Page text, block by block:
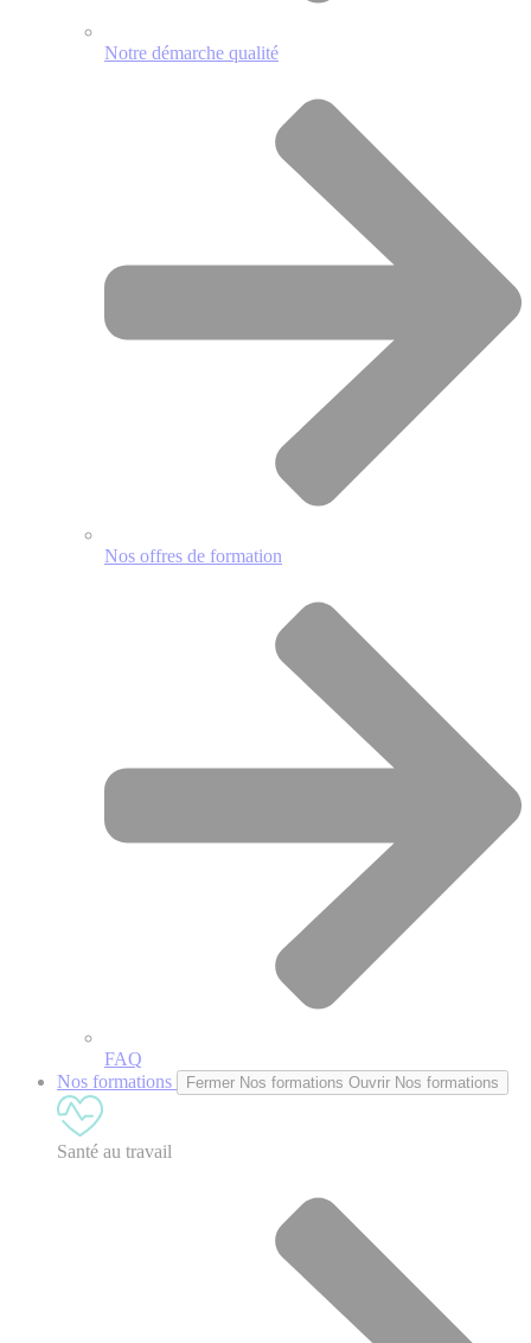
Notre démarche qualité
Nos offres de formation
FAQ
Nos formations
Fermer Nos formations Ouvrir Nos formations
Santé au travail